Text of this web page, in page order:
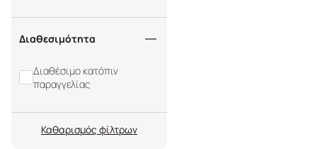
Διαθεσιμότητα
Διαθέσιμο κατόπιν
παραγγελίας
Καθαρισμός